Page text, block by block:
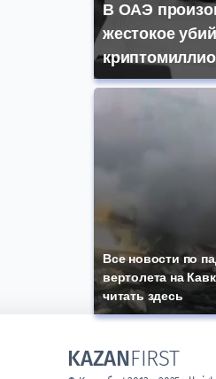
В ОАЭ
жестокое
Все новости по
вертолета на
читать здесь
KAZANFIRST